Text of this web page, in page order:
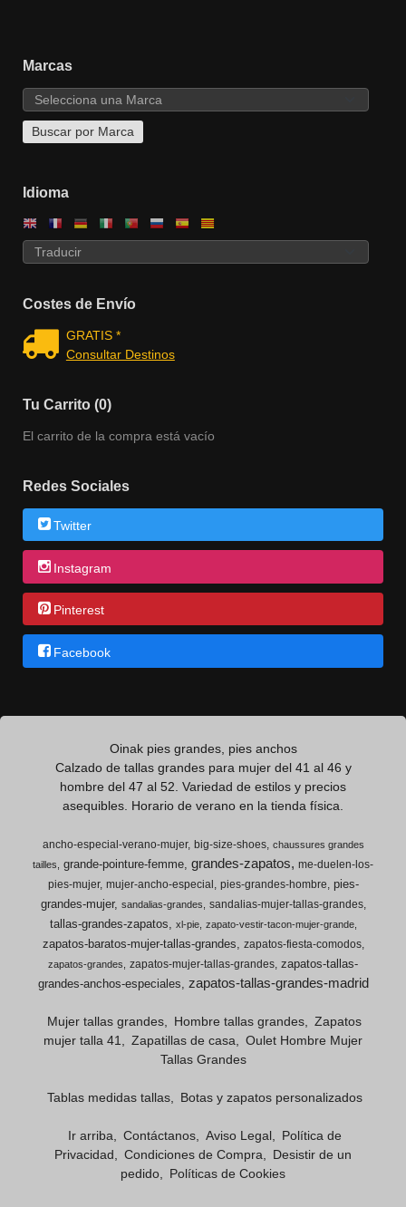
Marcas
Idioma
Costes de Envío
GRATIS *
Consultar Destinos
Tu Carrito (0)
El carrito de la compra está vacío
Redes Sociales
Twitter
Instagram
Pinterest
Facebook
Oinak pies grandes, pies anchos
Calzado de tallas grandes para mujer del 41 al 46 y
hombre del 47 al 52. Variedad de estilos y precios
asequibles. Horario de verano en la tienda física.
ancho-especial-verano-mujer big-size-shoes
chaussures grandes
tailles
grande-pointure-femme grandes-zapatos
me-duelen-los-
pies-mujer mujer-ancho-especial pies-grandes-hombre pies-
grandes-mujer
sandalias-grandes sandalias-mujer-tallas-grandes
tallas-grandes-zapatos xl-pie zapato-vestir-tacon-mujer-grande
zapatos-baratos-mujer-tallas-grandes zapatos-fiesta-comodos
zapatos-grandes zapatos-mujer-tallas-grandes zapatos-tallas-
grandes-anchos-especiales zapatos-tallas-grandes-madrid
Mujer tallas grandes Hombre tallas grandes
Zapatos
mujer talla 41
Zapatillas de casa
Oulet Hombre Mujer
Tallas Grandes
Tablas medidas tallas Botas y zapatos personalizados
Ir arriba Contáctanos Aviso Legal
Política de
Privacidad
Condiciones de Compra
Desistir de un
pedido
Políticas de Cookies